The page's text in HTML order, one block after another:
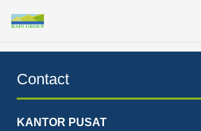
berjumlah US$ 191,38 Juta, naik
Contact
KANTOR PUSAT